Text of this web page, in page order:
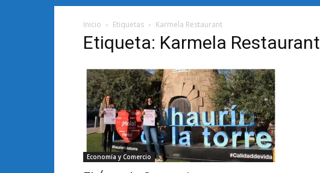
Inicio Etiquetas Karmela Restaurant
Etiqueta: Karmela Restaurant
Economía y Comercio